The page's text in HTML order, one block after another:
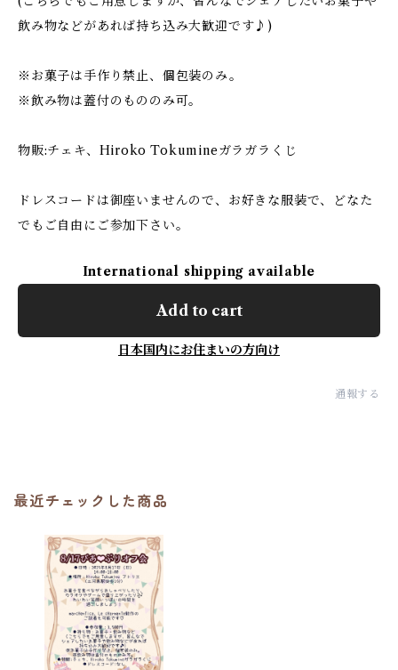
飲み物などがあれば持ち込み大歓迎です♪)
※お菓子は手作り禁止、個包装のみ。
※飲み物は蓋付のもののみ可。
物販:チェキ、Hiroko Tokumineガラガラくじ
ドレスコードは御座いませんので、お好きな服装で、どなた
でもご自由にご参加下さい。
International shipping available
Add to cart
日本国内にお住まいの方向け
通報する
最近チェックした商品